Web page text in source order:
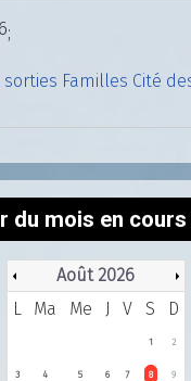
;
Familles Cité
du mois en cours
Août 2026
L
Ma Me J V S D
1 2
3 4 5 6 7 8 9